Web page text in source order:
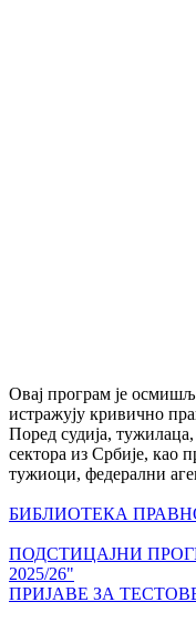
Овај програм је
истражују кривично
Поред судија,
сектора из Србије, као
тужиоци, федерални
БИБЛИОТЕКА
ПОДСТИЦАЈНИ
2025/26"
ПРИЈАВЕ ЗА